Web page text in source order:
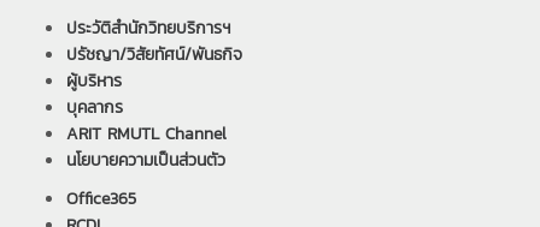
ประวัติสำนักวิทยบริการฯ
ปรัชญา/วิสัยทัศน์/พันธกิจ
ผู้บริหาร
บุคลากร
ARIT RMUTL Channel
นโยบายความเป็นส่วนตัว
Office365